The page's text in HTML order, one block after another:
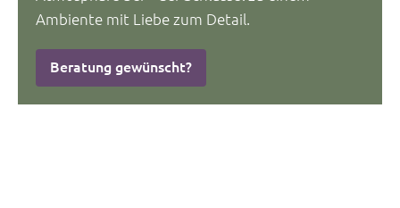
Ambiente mit Liebe zum Detail.
Beratung gewünscht?